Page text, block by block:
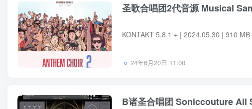
圣歌合唱团2代音源 Musical
24年6月20日 11:00
B诸圣合唱团 Soniccouture All